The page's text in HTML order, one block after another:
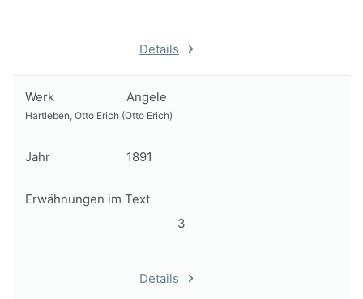
Details
Werk Angele
Hartleben, Otto Erich (Otto Erich)
Jahr 1891
Erwähnungen im Text
3
Details